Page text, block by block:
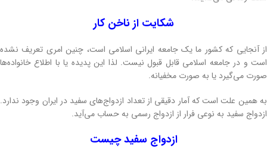
شکایت از ناخن کار
از آنجایی که کشور ما یک جامعه ایرانی اسلامی است، چنین امری تعریف نشده
است و در جامعه اسلامی قابل قبول نیست. لذا این پدیده یا با اطلاع خانواده‌ها
صورت می‌گیرد یا به صورت مخفیانه.
به همین علت است که آمار دقیقی از تعداد ازدواج‌های سفید در ایران وجود ندارد.
ازدواج سفید به نوعی فرار از ازدواج رسمی به حساب می‌آید.
ازدواج سفید چیست